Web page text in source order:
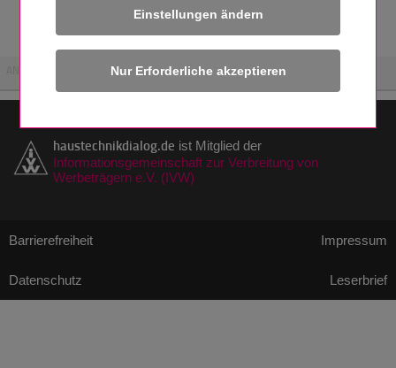
Einstellungen ändern
Aktuell ist keine Software verfügbar
haustechnikdialog.de ist Mitglied der
Informationsgemeinschaft zur Verbreitung von
Werbeträgern e.V. (IVW)
Barrierefreiheit
Datenschutz
Impressum
Leserbrief